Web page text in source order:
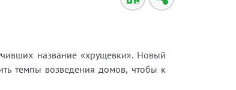
название «хрущевки». Новый
темпы возведения домов, чтобы к